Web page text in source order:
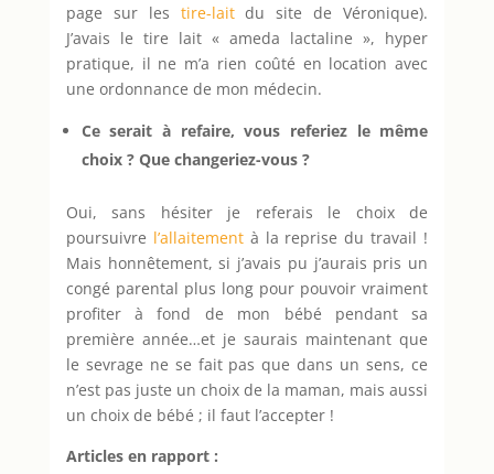
page sur les tire-laitdu site de Véronique).
J’avais le tire lait « ameda lactaline », hyper
pratique, il ne m’a rien coûté en location avec
une ordonnance de mon médecin.
Ce serait à refaire, vous referiez le même
choix ? Que changeriez-vous ?
Oui, sans hésiter je referais le choix de
poursuivre l’allaitementà la reprise du travail !
Mais honnêtement, si j’avais pu j’aurais pris un
congé parental plus long pour pouvoir vraiment
profiter à fond de mon bébé pendant sa
première année…et je saurais maintenant que
le sevrage ne se fait pas que dans un sens, ce
n’est pas juste un choix de la maman, mais aussi
un choix de bébé ; il faut l’accepter !
Articles en rapport :